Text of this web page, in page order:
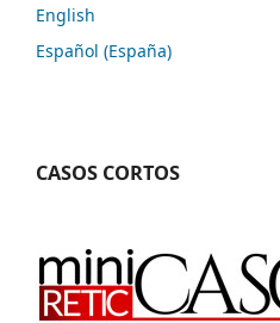
English
Español (España)
CASOS CORTOS